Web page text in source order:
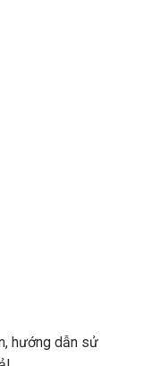
hướng dẫn sử